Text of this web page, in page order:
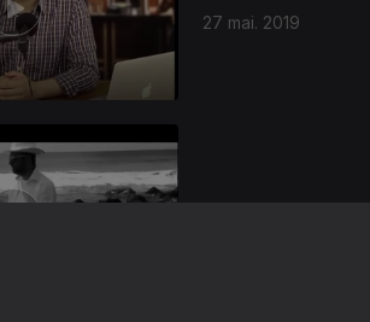
27 mai. 2019